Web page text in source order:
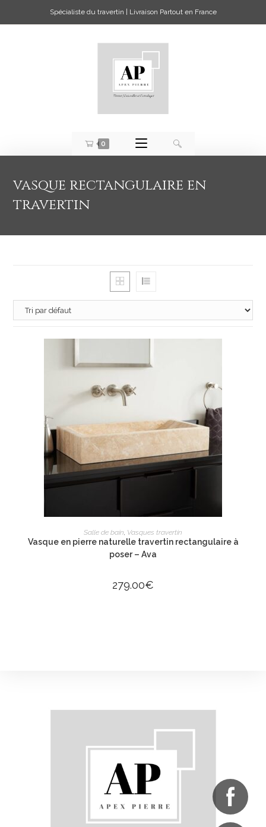
Spécialiste du travertin | Livraison Partout en France
0
vasque rectangulaire en
travertin
AJOUTER AU PANIER
Salle de bain, Vasques travertin
Vasque en pierre naturelle travertin rectangulaire à
poser – Ava
279.00€